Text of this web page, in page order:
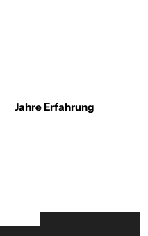
Jahre Erfahrung